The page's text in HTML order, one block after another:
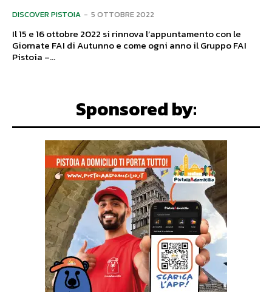
DISCOVER PISTOIA - 5 OTTOBRE 2022
Il 15 e 16 ottobre 2022 si rinnova l’appuntamento con le
Giornate FAI di Autunno e come ogni anno il Gruppo FAI
Pistoia –...
Sponsored by: